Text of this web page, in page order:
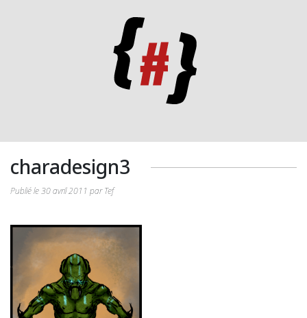
charadesign3
Publié le 30 avril 2011 par Tef